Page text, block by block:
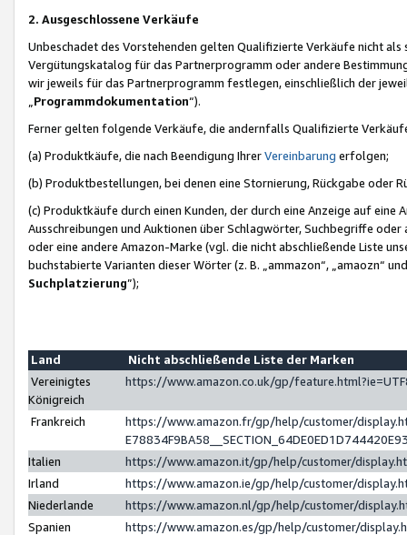
2. Ausgeschlossene Verkäufe
Unbeschadet des Vorstehenden gelten Qualifizierte Verkäufe nicht
Vergütungskatalog für das Partnerprogramm oder andere
wir jeweils für das Partnerprogramm festlegen, einschließlich der
Programmdokumentation“).
Ferner gelten folgende Verkäufe, die andernfalls Qualifizierte
(a) Produktkäufe, die nach Beendigung IhrerVereinbarung erfolgen;
(b) Produktbestellungen, bei denen eine Stornierung, Rückgabe oder
(c) Produktkäufe durch einen Kunden, der durch eine Anzeige auf
Ausschreibungen und Auktionen über Schlagwörter, Suchbegriffe
oder eine andere Amazon-Marke (vgl. die nicht abschließende Liste
buchstabierte Varianten dieser Wörter (z. B. „ammazon“, „amaozn“
Suchplatzierung”);
Land
Nicht abschließende Liste der Marken
Vereinigtes
Königreich
https://www.amazon.co.uk/gp/
Frankreich
https://www.amazon.fr/gp/help/customer/
Italien
https://www.amazon.it/gp/help/customer/
Irland
https://www.amazon.ie/gp/help/customer/
Niederlande
https://www.amazon.nl/gp/help/customer/
Spanien
https://www.amazon.es/gp/help/customer/